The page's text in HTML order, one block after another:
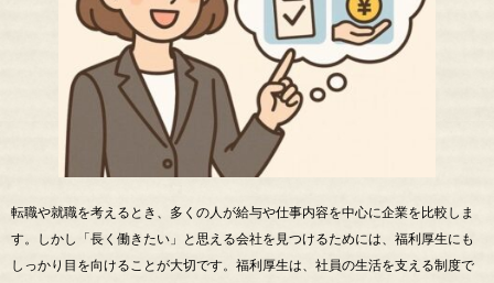
転職や就職を考えるとき、多くの人が給与や仕事内容を中心に企業を比較しま
す。しかし「長く働きたい」と思える会社を見つけるためには、福利厚生にも
しっかり目を向けることが大切です。福利厚生は、社員の生活を支える制度で